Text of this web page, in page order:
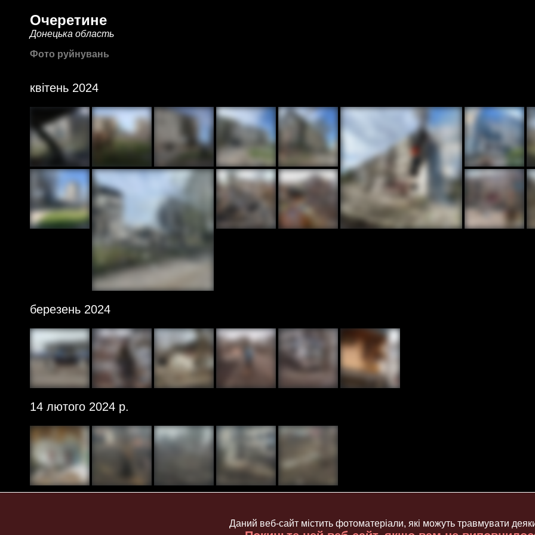
Очеретине
Донецька область
Фото руйнувань
квітень 2024
березень 2024
14 лютого 2024 р.
Даний веб-сайт містить фотоматеріали, які можуть травмувати